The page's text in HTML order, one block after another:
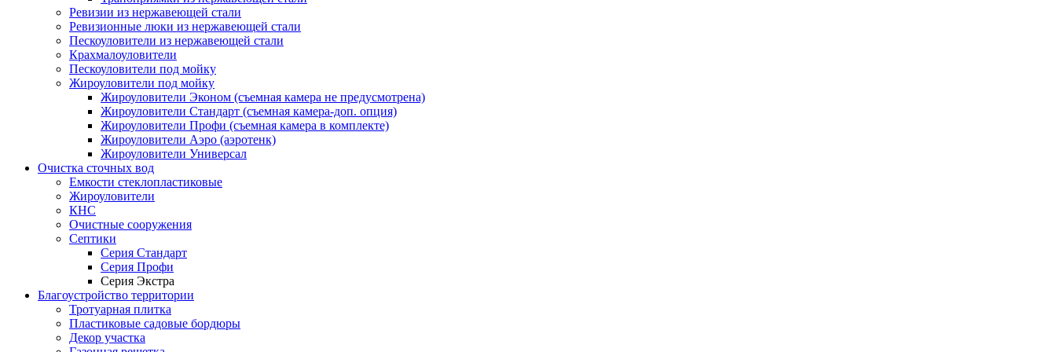
Ревизии из нержавеющей стали
Ревизионные люки из нержавеющей стали
Пескоуловители из нержавеющей стали
Крахмалоуловители
Пескоуловители под мойку
Жироуловители под мойку
Жироуловители Эконом (съемная камера не предусмотрена)
Жироуловители Стандарт (съемная камера-доп. опция)
Жироуловители Профи (съемная камера в комплекте)
Жироуловители Аэро (аэротенк)
Жироуловители Универсал
Очистка сточных вод
Емкости стеклопластиковые
Жироуловители
КНС
Очистные сооружения
Септики
Серия Стандарт
Серия Профи
Серия Экстра
Благоустройство территории
Тротуарная плитка
Пластиковые садовые бордюры
Декор участка